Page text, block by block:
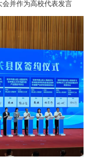
会并作为高校代表发言